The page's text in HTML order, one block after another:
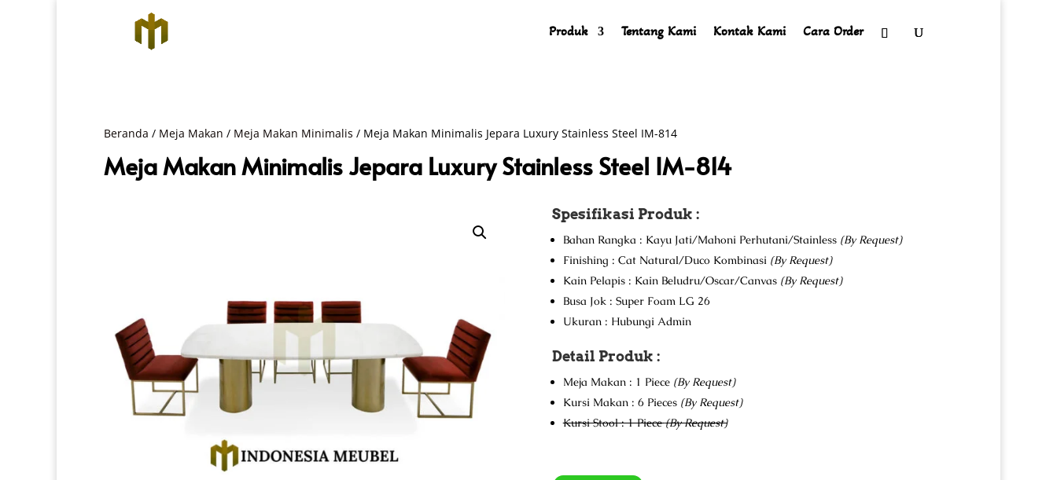
Produk Tentang Kami Kontak Kami Cara Order
Beranda / Meja Makan / Meja Makan Minimalis / Meja Makan Minimalis Jepara Luxury Stainless Steel IM-814
Meja Makan Minimalis Jepara Luxury Stainless Steel IM-814
Spesifikasi Produk :
Bahan Rangka : Kayu Jati/Mahoni Perhutani/Stainless (By Request)
Finishing : Cat Natural/Duco Kombinasi (By Request)
Kain Pelapis : Kain Beludru/Oscar/Canvas (By Request)
Busa Jok : Super Foam LG 26
Ukuran : Hubungi Admin
Detail Produk :
Meja Makan : 1 Piece (By Request)
Kursi Makan : 6 Pieces (By Request)
Kursi Stool : 1 Piece(By Request)